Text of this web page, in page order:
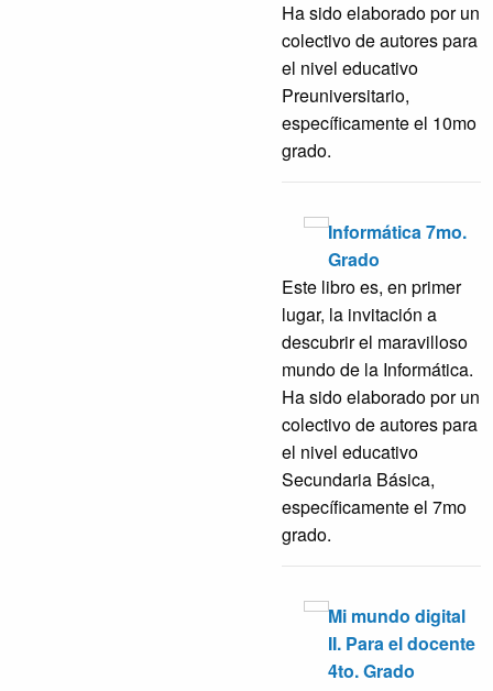
Ha sido elaborado por un
colectivo de autores para
el nivel educativo
Preuniversitario,
específicamente el 10mo
grado.
Informática 7mo.
Grado
Este libro es, en primer
lugar, la invitación a
descubrir el maravilloso
mundo de la Informática.
Ha sido elaborado por un
colectivo de autores para
el nivel educativo
Secundaria Básica,
específicamente el 7mo
grado.
Mi mundo digital
II. Para el docente
4to. Grado